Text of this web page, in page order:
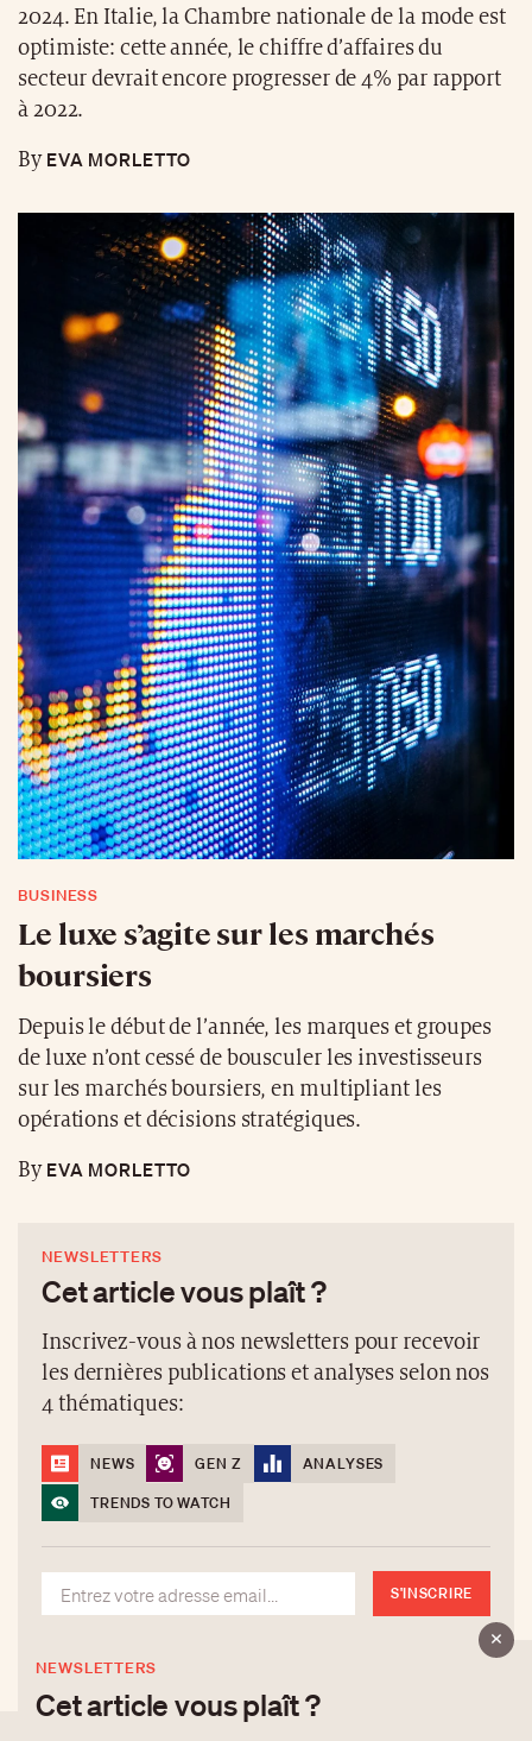
2024. En Italie, la Chambre nationale de la mode est
optimiste: cette année, le chiffre d’affaires du
secteur devrait encore progresser de 4% par rapport
à 2022.
ByEVA MORLETTO
BUSINESS
Le luxe s’agite sur les marchés
boursiers
Depuis le début de l’année, les marques et groupes
de luxe n’ont cessé de bousculer les investisseurs
sur les marchés boursiers, en multipliant les
opérations et décisions stratégiques.
ByEVA MORLETTO
NEWSLETTERS
Cet article vous plaît ?
Inscrivez-vous à nos newsletters pour recevoir
les dernières publications et analyses selon nos
4 thématiques:
NEWS GEN Z
ANALYSES
TRENDS TO WATCH
S'INSCRIRE
NEWSLETTERS
Cet article vous plaît ?